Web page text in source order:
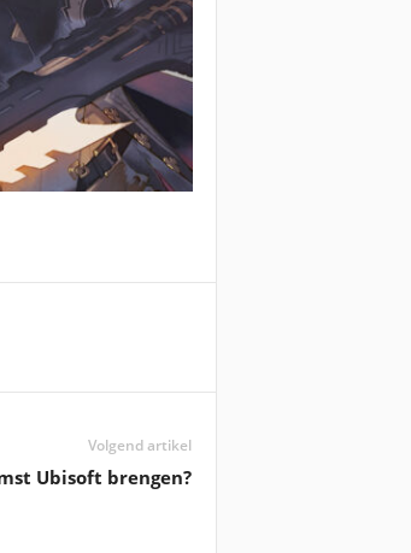
Volgend artikel
Ubisoft brengen?